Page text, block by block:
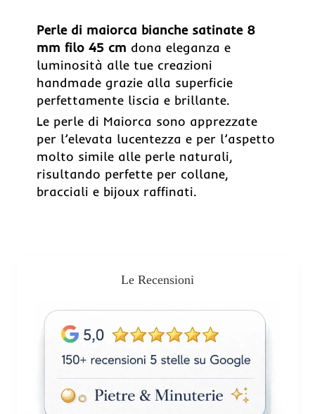
Perle di maiorca bianche satinate 8
mm filo 45 cm dona eleganza e
luminosità alle tue creazioni
handmade grazie alla superficie
perfettamente liscia e brillante.
Le perle di Maiorca sono apprezzate
per l’elevata lucentezza e per l’aspetto
molto simile alle perle naturali,
risultando perfette per collane,
bracciali e bijoux raffinati.
Le Recensioni